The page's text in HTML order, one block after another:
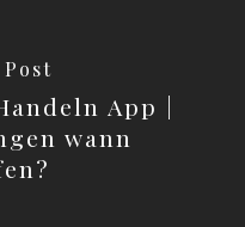
App |
wann